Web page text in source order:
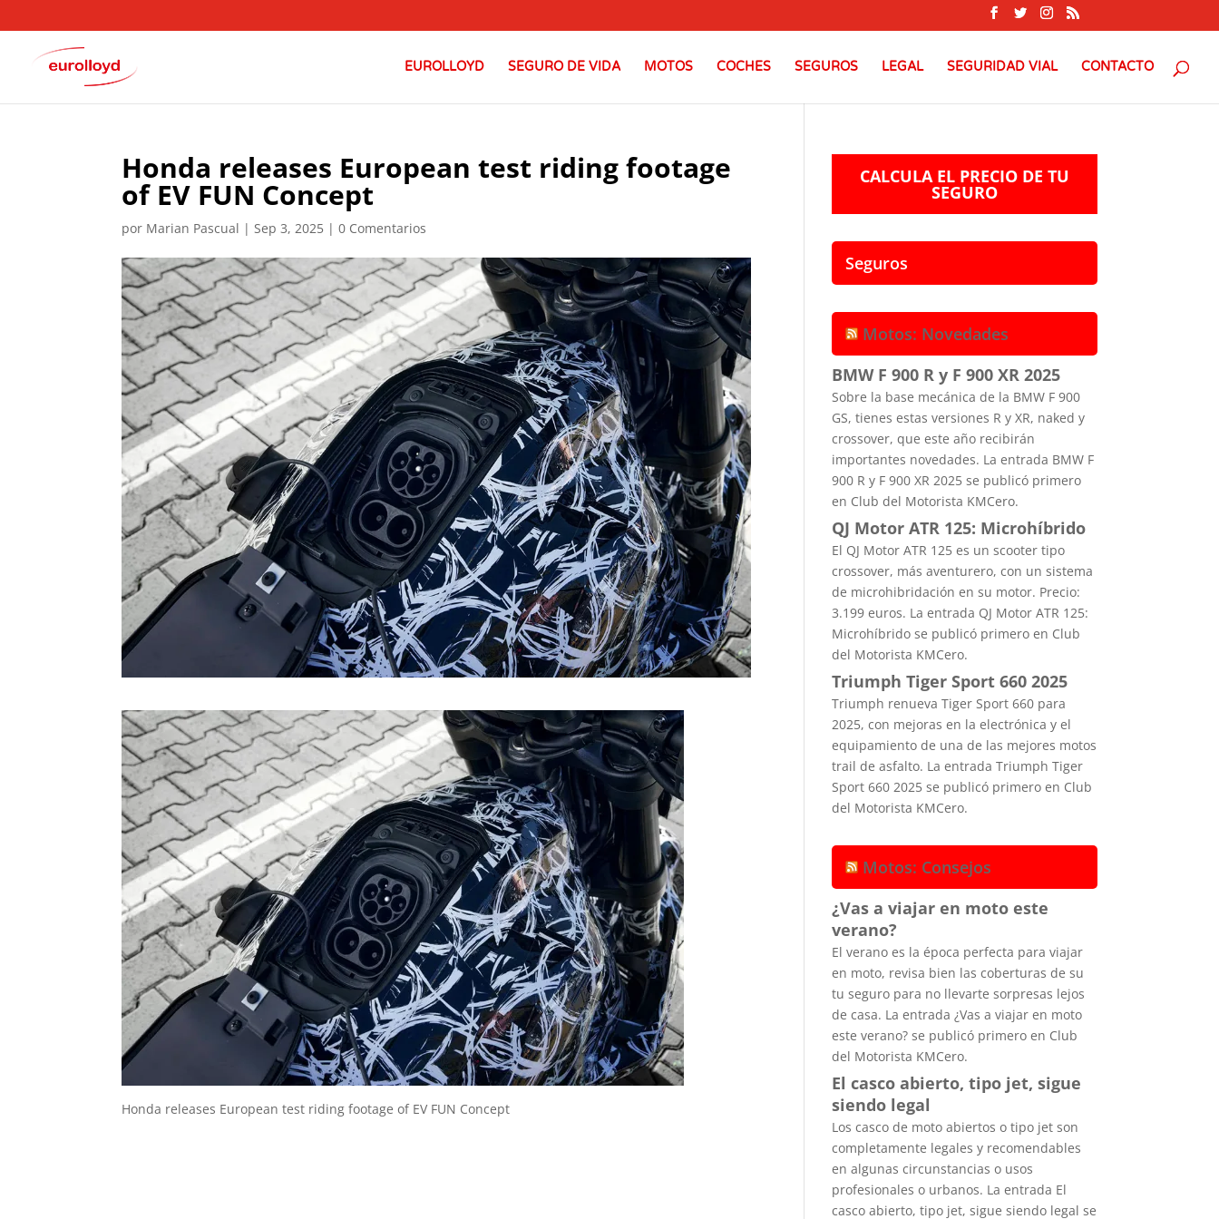
EUROLLOYD SEGURO DE VIDA MOTOS COCHES SEGUROS LEGAL SEGURIDAD VIAL CONTACTO
Honda releases European test riding footage
of EV FUN Concept
por Marian Pascual |Sep 3, 2025 |0 Comentarios
Honda releases European test riding footage of EV FUN Concept
CALCULA EL PRECIO DE TU
SEGURO
Seguros
Motos: Novedades
BMW F 900 R y F 900 XR 2025
Sobre la base mecánica de la BMW F 900
GS, tienes estas versiones R y XR, naked y
crossover, que este año recibirán
importantes novedades. La entrada BMW F
900 R y F 900 XR 2025 se publicó primero
en Club del Motorista KMCero.
QJ Motor ATR 125: Microhíbrido
El QJ Motor ATR 125 es un scooter tipo
crossover, más aventurero, con un sistema
de microhibridación en su motor. Precio:
3.199 euros. La entrada QJ Motor ATR 125:
Microhíbrido se publicó primero en Club
del Motorista KMCero.
Triumph Tiger Sport 660 2025
Triumph renueva Tiger Sport 660 para
2025, con mejoras en la electrónica y el
equipamiento de una de las mejores motos
trail de asfalto. La entrada Triumph Tiger
Sport 660 2025 se publicó primero en Club
del Motorista KMCero.
Motos: Consejos
¿Vas a viajar en moto este
verano?
El verano es la época perfecta para viajar
en moto, revisa bien las coberturas de su
tu seguro para no llevarte sorpresas lejos
de casa. La entrada ¿Vas a viajar en moto
este verano? se publicó primero en Club
del Motorista KMCero.
El casco abierto, tipo jet, sigue
siendo legal
Los casco de moto abiertos o tipo jet son
completamente legales y recomendables
en algunas circunstancias o usos
profesionales o urbanos. La entrada El
casco abierto, tipo jet, sigue siendo legal se